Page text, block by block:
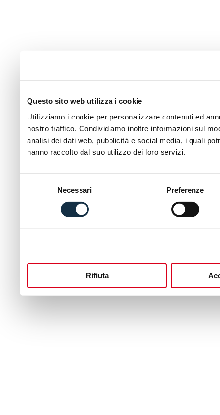
Questo sito web utilizza i cookie
Utilizziamo i cookie per personalizzare contenuti ed
nostro traffico. Condividiamo inoltre informazioni sul
analisi dei dati web, pubblicità e social media, i quali
hanno raccolto dal suo utilizzo dei loro servizi.
Necessari Preferenze
Rifiuta